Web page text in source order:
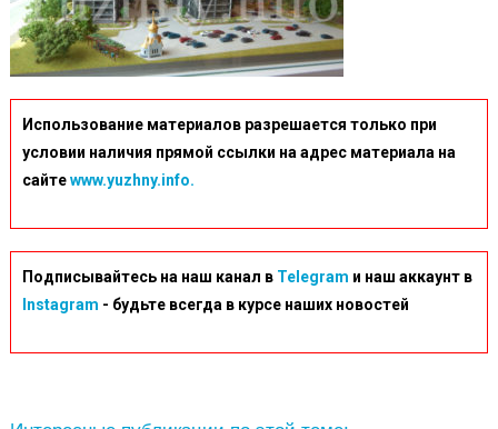
Использование материалов разрешается только при
условии наличия прямой ссылки на адрес материала на
сайтеwww.yuzhny.info.
Подписывайтесь на наш канал в Telegram и наш аккаунт в
Instagram - будьте всегда в курсе наших новостей